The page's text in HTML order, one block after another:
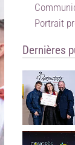
Portrait
Dernières